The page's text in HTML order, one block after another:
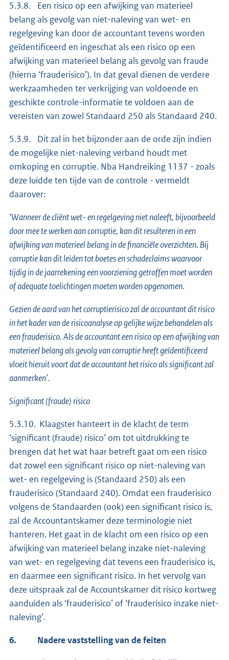
5.3.8. Een risico op een afwijking van materieel
belang als gevolg van niet-naleving van wet- en
regelgeving kan door de accountant tevens worden
geïdentificeerd en ingeschat als een risico op een
afwijking van materieel belang als gevolg van fraude
(hierna ‘frauderisico’). In dat geval dienen de verdere
werkzaamheden ter verkrijging van voldoende en
geschikte controle-informatie te voldoen aan de
vereisten van zowel Standaard 250 als Standaard 240.
5.3.9. Dit zal in het bijzonder aan de orde zijn indien
de mogelijke niet-naleving verband houdt met
omkoping en corruptie. Nba Handreiking 1137 - zoals
deze luidde ten tijde van de controle - vermeldt
daarover:
‘Wanneer de cliënt wet- en regelgeving niet naleeft, bijvoorbeeld
door mee te werken aan corruptie, kan dit resulteren in een
afwijking van materieel belang in de financiële overzichten. Bij
corruptie kan dit leiden tot boetes en schadeclaims waarvoor
tijdig in de jaarrekening een voorziening getroffen moet worden
of adequate toelichtingen moeten worden opgenomen.
Gezien de aard van het corruptierisico zal de accountant dit risico
in het kader van de risicoanalyse op gelijke wijze behandelen als
een frauderisico. Als de accountant een risico op een afwijking van
materieel belang als gevolg van corruptie heeft geïdentificeerd
vloeit hieruit voort dat de accountant het risico als significant zal
aanmerken’.
Significant (fraude) risico
5.3.10. Klaagster hanteert in de klacht de term
‘significant (fraude) risico’ om tot uitdrukking te
brengen dat het wat haar betreft gaat om een risico
dat zowel een significant risico op niet-naleving van
wet- en regelgeving is (Standaard 250) als een
frauderisico (Standaard 240). Omdat een frauderisico
volgens de Standaarden (ook) een significant risico is,
zal de Accountantskamer deze terminologie niet
hanteren. Het gaat in de klacht om een risico op een
afwijking van materieel belang inzake niet-naleving
van wet- en regelgeving dat tevens een frauderisico is,
en daarmee een significant risico. In het vervolg van
deze uitspraak zal de Accountskamer dit risico kortweg
aanduiden als ‘frauderisico’ of ‘frauderisico inzake niet-
naleving’.
6. Nadere vaststelling van de feiten